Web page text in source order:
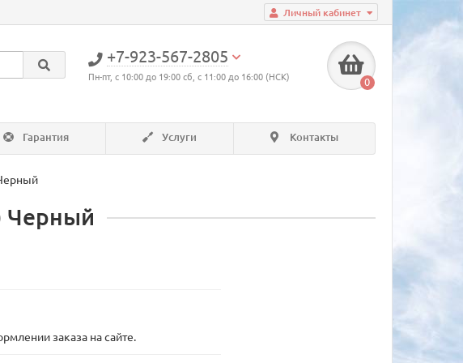
Личный кабинет
+7-923-567-2805
Пн-пт, с 10:00 до 19:00 сб, с 11:00 до 16:00 (НСК) 0
Гарантия Услуги Контакты
Черный
заказа на сайте.